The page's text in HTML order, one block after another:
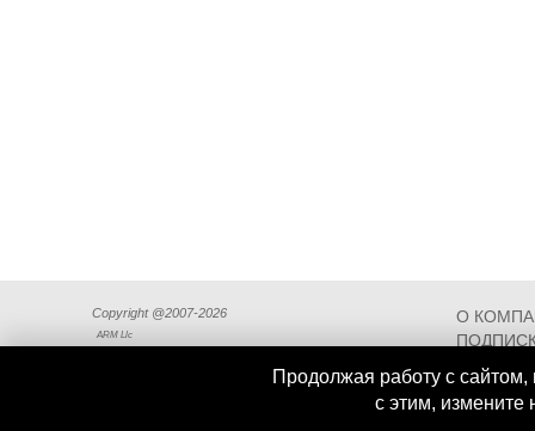
Продолжая работу с
с этим, измените
Copyright @2007-2026
ARM Llc
О
СХЕМА